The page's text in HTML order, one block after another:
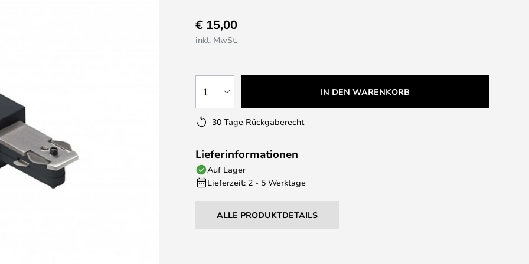
€ 15,00
inkl. MwSt.
1 IN DEN WARENKORB
30 Tage Rückgaberecht
Lieferinformationen
Auf Lager
Lieferzeit: 2 - 5 Werktage
ALLE PRODUKTDETAILS